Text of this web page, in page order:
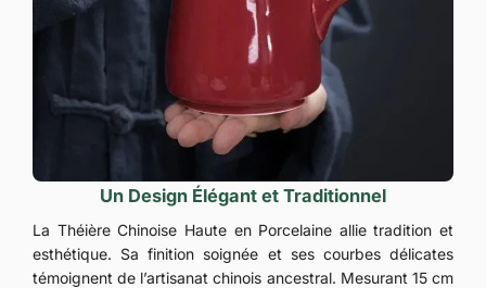
Un Design Élégant et Traditionnel
La Théière Chinoise Haute en Porcelaine allie tradition et
esthétique. Sa finition soignée et ses courbes délicates
témoignent de l’artisanat chinois ancestral. Mesurant 15 cm